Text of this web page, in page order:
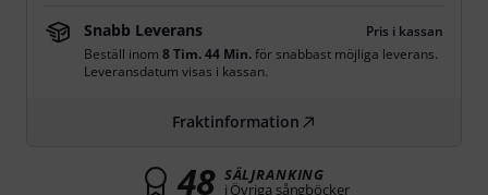
Snabb Leverans
Pris i kassan
Beställ inom 8 Tim. 44 Min.för snabbast möjliga leverans.
Leveransdatum visas i kassan.
Fraktinformation
48 SÄLJRANKING
i Övriga sångböcker